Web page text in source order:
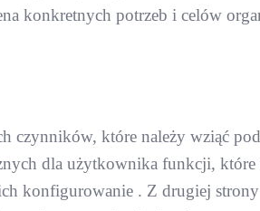
konkretnych potrzeb i celów
które należy wziąć
dla użytkownika funkcji,
konfigurowanie . Z drugiej